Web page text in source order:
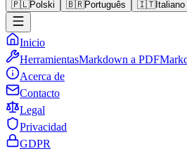
🇵🇱Polski 🇧🇷Português 🇮🇹Italiano
Inicio
HerramientasMarkdown a PDF
Acerca de
Contacto
Legal
Privacidad
GDPR